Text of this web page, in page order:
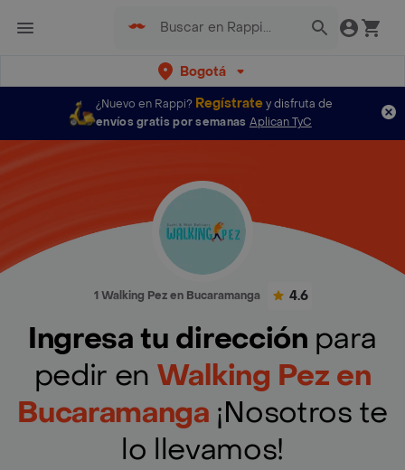
Bogotá
¿Nuevo en Rappi? Regístratey disfruta de
envíos gratis por semanas Aplican TyC
1 Walking Pez en Bucaramanga 4.6
Ingresa tu dirección para
pedir en Walking Pez en
Bucaramanga ¡Nosotros te
lo llevamos!